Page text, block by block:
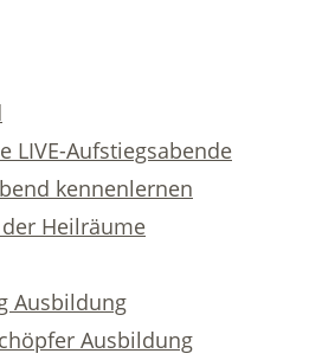
LIVE-Aufstiegsabende
kennenlernen
Heilräume
Ausbildung
Ausbildung